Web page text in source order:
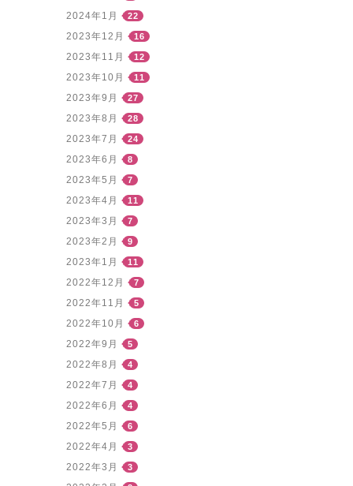
2024年1月 22
2023年12月 16
2023年11月 12
2023年10月 11
2023年9月 27
2023年8月 28
2023年7月 24
2023年6月 8
2023年5月 7
2023年4月 11
2023年3月 7
2023年2月 9
2023年1月 11
2022年12月 7
2022年11月 5
2022年10月 6
2022年9月 5
2022年8月 4
2022年7月 4
2022年6月 4
2022年5月 6
2022年4月 3
2022年3月 3